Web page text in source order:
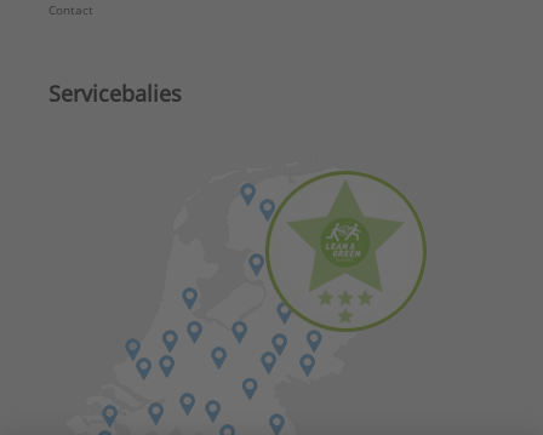
Contact
Servicebalies